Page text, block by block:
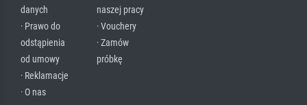
danych
· Prawo do
odstąpienia
od umowy
· Reklamacje
· O nas
naszej pracy
· Vouchery
· Zamów
próbkę